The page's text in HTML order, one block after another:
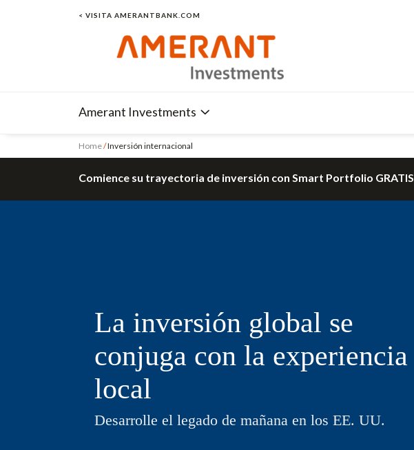
< VISITA AMERANTBANK.COM
Amerant Investments
Home/Inversión internacional
Comience su trayectoria de inversión con Smart Portfolio GRATIS
La inversión global se
conjuga con la experiencia
local
Desarrolle el legado de mañana en los EE. UU.